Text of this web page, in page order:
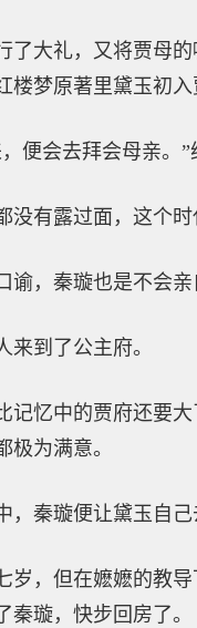
了大礼，又将贾母
楼梦原著里黛玉初
便会去拜会母亲。
没有露过面，这个
谕，秦璇也是不会亲
来到了公主府。
记忆中的贾府还要
极为满意。
，秦璇便让黛玉自己
岁，但在嬷嬷的教
璇，快步回房了。